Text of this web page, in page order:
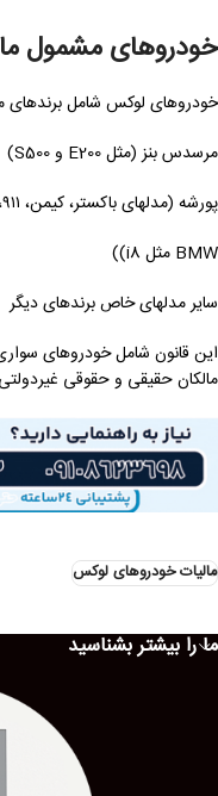
خودروهای مشمول
خودروهای لوکس شامل برندهای
مرسدس بنز (مثل E200 و S500)
پورشه (مدلهای باکستر، کیمن، ۹۱۱، پانامرا، کاین و ماکان)
BMW مثل i8))
سایر مدلهای خاص برندهای دیگر
این قانون شامل خودروهای
مالکان حقیقی و حقوقی
مالیات خودروهای لوکس
ما را بیشتر بشناسید